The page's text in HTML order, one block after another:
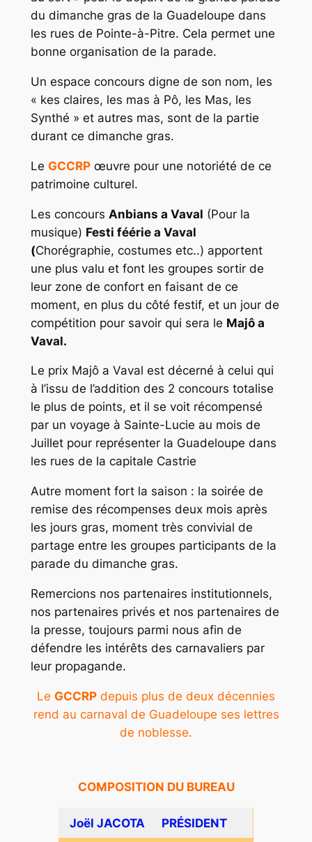
du dimanche gras de la Guadeloupe dans
les rues de Pointe-à-Pitre. Cela permet une
bonne organisation de la parade.
Un espace concours digne de son nom, les
« kes claires, les mas à Pô, les Mas, les
Synthé » et autres mas, sont de la partie
durant ce dimanche gras.
Le GCCRPœuvre pour une notoriété de ce
patrimoine culturel.
Les concours Anbians a Vaval (Pour la
musique) Festi féérie a Vaval
(Chorégraphie, costumes etc..) apportent
une plus valu et font les groupes sortir de
leur zone de confort en faisant de ce
moment, en plus du côté festif, et un jour de
compétition pour savoir qui sera le Majô a
Vaval.
Le prix Majô a Vaval est décerné à celui qui
à l’issu de l’addition des 2 concours totalise
le plus de points, et il se voit récompensé
par un voyage à Sainte-Lucie au mois de
Juillet pour représenter la Guadeloupe dans
les rues de la capitale Castrie
Autre moment fort la saison : la soirée de
remise des récompenses deux mois après
les jours gras, moment très convivial de
partage entre les groupes participants de la
parade du dimanche gras.
Remercions nos partenaires institutionnels,
nos partenaires privés et nos partenaires de
la presse, toujours parmi nous afin de
défendre les intérêts des carnavaliers par
leur propagande.
Le GCCRP depuis plus de deux décennies
rend au carnaval de Guadeloupe ses lettres
de noblesse.
COMPOSITION DU BUREAU
Joël JACOTA PRÉSIDENT